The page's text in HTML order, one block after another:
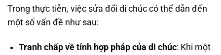
Trong thực tiễn, việc sửa đổi di chúc có thể dẫn đến
một số vấn đề như sau:
Tranh chấp về tính hợp pháp của di chúc: Khi một